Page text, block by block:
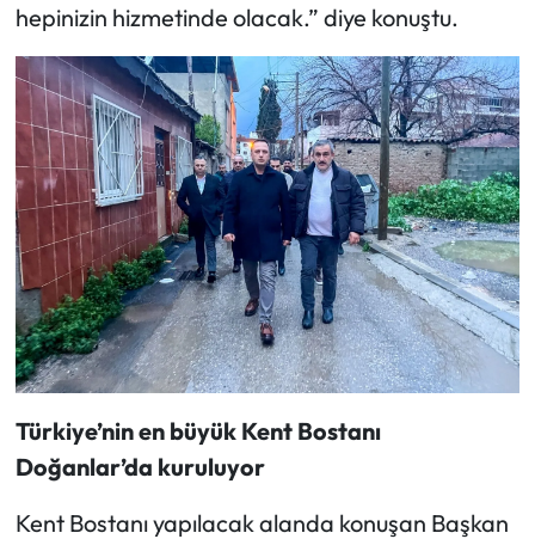
hepinizin hizmetinde olacak.” diye konuştu.
Türkiye’nin en büyük Kent Bostanı
Doğanlar’da kuruluyor
Kent Bostanı yapılacak alanda konuşan Başkan